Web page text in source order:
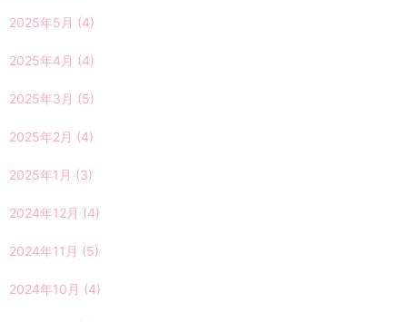
2025年5月 (4)
2025年4月 (4)
2025年3月 (5)
2025年2月 (4)
2025年1月 (3)
2024年12月 (4)
2024年11月 (5)
2024年10月 (4)